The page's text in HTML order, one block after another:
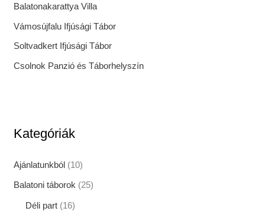
Balatonakarattya Villa
Vámosújfalu Ifjúsági Tábor
Soltvadkert Ifjúsági Tábor
Csolnok Panzió és Táborhelyszín
Kategóriák
Ajánlatunkból (10)
Balatoni táborok (25)
Déli part (16)